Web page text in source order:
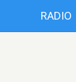
RADIO